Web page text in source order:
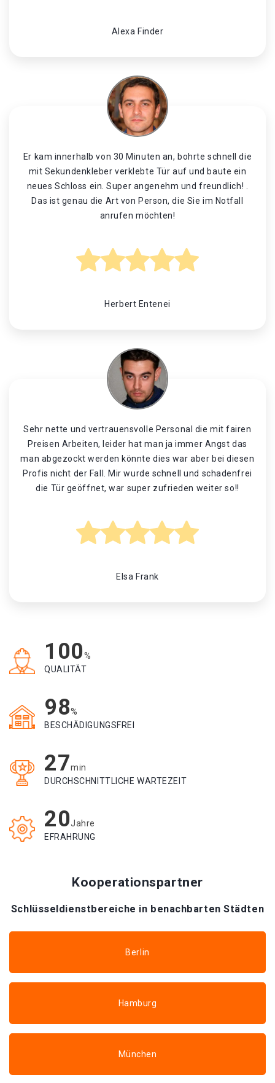
Alexa Finder
Er kam innerhalb von 30 Minuten an, bohrte schnell die
mit Sekundenkleber verklebte Tür auf und baute ein
neues Schloss ein. Super angenehm und freundlich! .
Das ist genau die Art von Person, die Sie im Notfall
anrufen möchten!
Herbert Entenei
Sehr nette und vertrauensvolle Personal die mit fairen
Preisen Arbeiten, leider hat man ja immer Angst das
man abgezockt werden könnte dies war aber bei diesen
Profis nicht der Fall. Mir wurde schnell und schadenfrei
die Tür geöffnet, war super zufrieden weiter so!!
Elsa Frank
100%
QUALITÄT
98%
BESCHÄDIGUNGSFREI
27min
DURCHSCHNITTLICHE WARTEZEIT
20Jahre
EFRAHRUNG
Kooperationspartner
Schlüsseldienstbereiche in benachbarten Städten
Berlin
Hamburg
München